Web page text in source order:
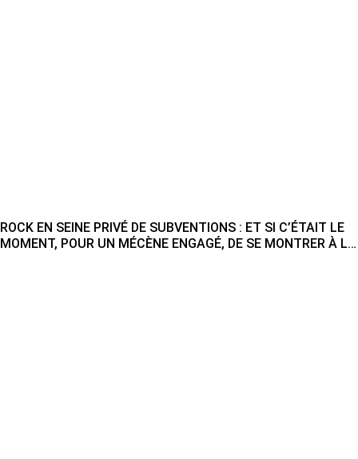
ROCK EN SEINE PRIVÉ DE SUBVENTIONS : ET SI C’ÉTAIT LE
MOMENT, POUR UN MÉCÈNE ENGAGÉ, DE SE MONTRER À LA